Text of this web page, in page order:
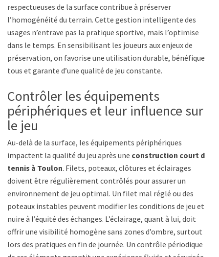
respectueuses de la surface contribue à préserver
l’homogénéité du terrain. Cette gestion intelligente des
usages n’entrave pas la pratique sportive, mais l’optimise
dans le temps. En sensibilisant les joueurs aux enjeux de
préservation, on favorise une utilisation durable, bénéfique à
tous et garante d’une qualité de jeu constante.
Contrôler les équipements
périphériques et leur influence sur
le jeu
Au-delà de la surface, les équipements périphériques
impactent la qualité du jeu après une construction court de
tennis à Toulon. Filets, poteaux, clôtures et éclairages
doivent être régulièrement contrôlés pour assurer un
environnement de jeu optimal. Un filet mal réglé ou des
poteaux instables peuvent modifier les conditions de jeu et
nuire à l’équité des échanges. L’éclairage, quant à lui, doit
offrir une visibilité homogène sans zones d’ombre, surtout
lors des pratiques en fin de journée. Un contrôle périodique